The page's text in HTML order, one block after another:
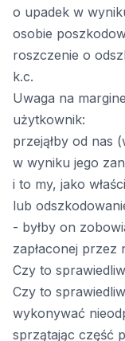
o upadek w
osobie
roszczenie o
k.c.
Uwaga na
użytkownik:
przejąłby od nas
w wyniku jego
i to my, jako
lub
- byłby on
zapłaconej przez
Czy to
Czy to
wykonywać
sprzątając część